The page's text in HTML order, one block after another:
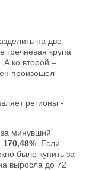
на две
гречневая крупа
ко второй –
произошел
регионы -
за минувший
170,48% . Если
было купить за
выросла до 72